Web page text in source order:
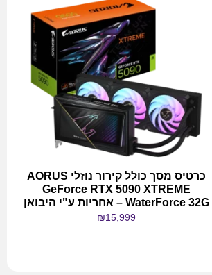
כרטיס מסך כולל קירור נוזלי AORUS
GeForce RTX 5090 XTREME
WaterForce 32G – אחריות ע"י היבואן
₪15,999